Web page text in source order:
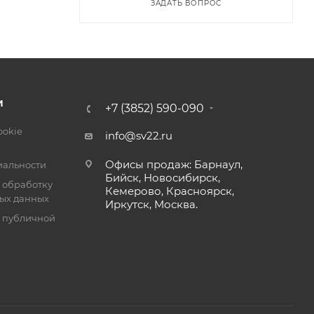
ЗАДАТЬ ВОПРОС
обработку
данных
публичной
+7 (3852) 590-090
info@sv22.ru
Офисы продаж: Барнаул,
Бийск, Новосибирск,
Кемерово, Красноярск,
Иркутск, Москва.